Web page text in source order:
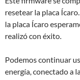
resetear la placa
la placa Ícaro
realizó con éxito.
Podemos continuar
energía, conectado a